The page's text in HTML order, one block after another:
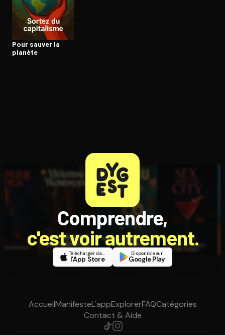
Pour sauver la
planète
Comprendre,
c'est voir autrement.
Télécharger dans
l'App Store
Disponible sur
Google Play
AccueilManifesteL'appExplorerFAQCatégories
Contact & Aide